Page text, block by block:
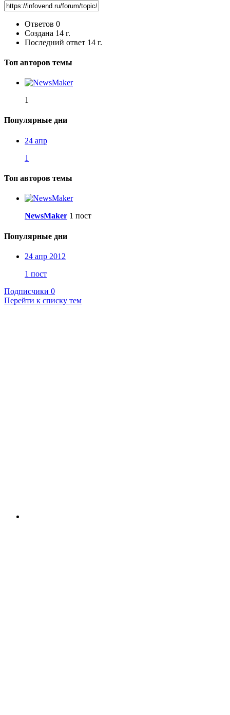
Ответов 0
Создана 14 г.
Последний ответ 14 г.
Топ авторов темы
1
Популярные дни
24 апр
1
Топ авторов темы
NewsMaker 1 пост
Популярные дни
24 апр 2012
1 пост
Подписчики 0
Перейти к списку тем